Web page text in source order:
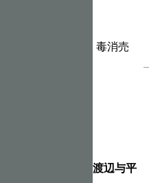
毒消売
渡辺与平